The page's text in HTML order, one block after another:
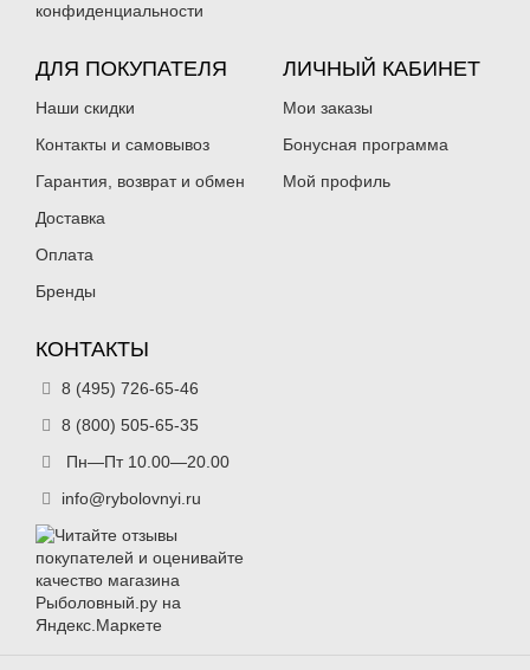
конфиденциальности
ДЛЯ ПОКУПАТЕЛЯ
Наши скидки
Контакты и самовывоз
Гарантия, возврат и обмен
Доставка
Оплата
Бренды
ЛИЧНЫЙ КАБИНЕТ
Мои заказы
Бонусная программа
Мой профиль
КОНТАКТЫ
8 (495) 726-65-46
8 (800) 505-65-35
Пн—Пт 10.00—20.00
info@rybolovnyi.ru